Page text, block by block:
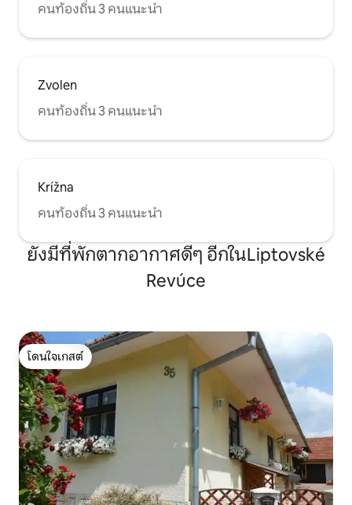
คนท้องถิ่น 3 คนแนะนำ
Zvolen
คนท้องถิ่น 3 คนแนะนำ
Krížna
คนท้องถิ่น 3 คนแนะนำ
ยังมีที่พักตากอากาศดีๆ อีกในLiptovské
Revúce
โดนใจเกสต์
โดนใจเกสต์